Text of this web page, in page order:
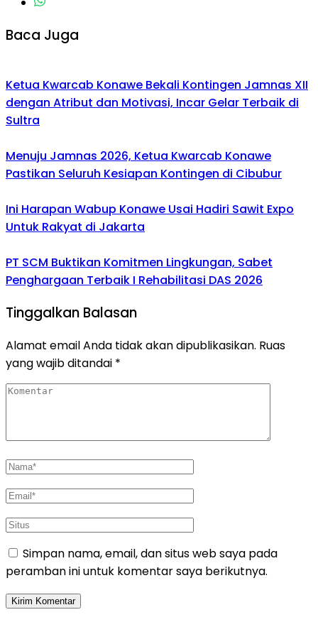
Baca Juga
Ketua Kwarcab Konawe Bekali Kontingen Jamnas XII
dengan Atribut dan Motivasi, Incar Gelar Terbaik di
Sultra
Menuju Jamnas 2026, Ketua Kwarcab Konawe
Pastikan Seluruh Kesiapan Kontingen di Cibubur
Ini Harapan Wabup Konawe Usai Hadiri Sawit Expo
Untuk Rakyat di Jakarta
PT SCM Buktikan Komitmen Lingkungan, Sabet
Penghargaan Terbaik I Rehabilitasi DAS 2026
Tinggalkan Balasan
Alamat email Anda tidak akan dipublikasikan. Ruas
yang wajib ditandai *
Simpan nama, email, dan situs web saya pada
peramban ini untuk komentar saya berikutnya.